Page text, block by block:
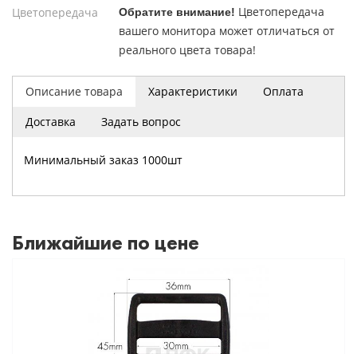
Описание товара Характеристики
Оплата
Доставка
Задать вопрос
Минимальный заказ 1000шт
Цветопередача
Обратите внимание! Цветопередача
вашего монитора может отличаться от
реального цвета товара!
Ближайшие по цене